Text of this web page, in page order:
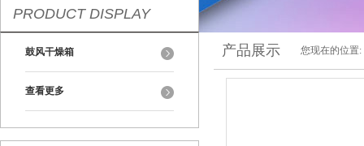
PRODUCT DISPLAY
鼓风干燥箱
查看更多
产品展示 您现在的位置: